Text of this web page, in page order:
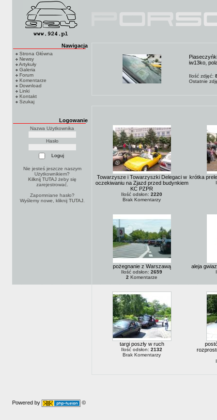
Nawigacja
Strona Główna
Newsy
Artykuły
Galeria
Forum
Komentarze
Download
Linki
Kontakt
Szukaj
Logowanie
Nazwa Użytkownika
Hasło
Nie jesteś jeszcze naszym
Użytkownikiem?
Kilknij TUTAJżeby się
zarejestrować.
Zapomniane hasło?
Wyślemy nowe, kliknij TUTAJ.
iw13ko,
Ilość zdjęć:
Ostatnie
Towarzysze i Towarzyszki Delegaci w
oczekiwaniu na Zjazd przed budynkiem
KC PZPR
Ilość odsłon: 2220
Brak Komentarzy
krótka
pożegnanie z Warszawą
Ilość odsłon: 2659
2 Komentarze
aleja
targi poszły w ruch
Ilość odsłon: 2132
Brak Komentarzy
Powered by ©